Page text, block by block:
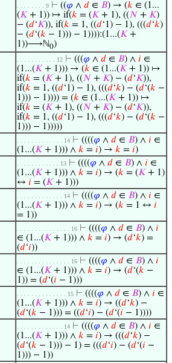
. . . . . . . . 9 ⊢ ((𝜑 ∧ 𝑑 ∈ 𝐵) → (𝑘 ∈ (1...
(𝐾 + 1)) ↦ if(𝑘 = (𝐾 + 1), ((𝑁 + 𝐾)
− (𝑑‘𝐾)), if(𝑘 = 1, ((𝑑‘1) − 1), (((𝑑‘𝑘)
− (𝑑‘(𝑘 − 1))) − 1)))):(1...(𝐾 +
1))⟶ℕ0)
. . . . . . . . . . . 12 ⊢ (((𝜑 ∧ 𝑑 ∈ 𝐵) ∧ 𝑖 ∈
(1...(𝐾 + 1))) → (𝑘 ∈ (1...(𝐾 + 1)) ↦
if(𝑘 = (𝐾 + 1), ((𝑁 + 𝐾) − (𝑑‘𝐾)),
if(𝑘 = 1, ((𝑑‘1) − 1), (((𝑑‘𝑘) − (𝑑‘(𝑘 −
1))) − 1)))) = (𝑘 ∈ (1...(𝐾 + 1)) ↦
if(𝑘 = (𝐾 + 1), ((𝑁 + 𝐾) − (𝑑‘𝐾)),
if(𝑘 = 1, ((𝑑‘1) − 1), (((𝑑‘𝑘) − (𝑑‘(𝑘 −
1))) − 1)))))
. . . . . . . . . . . . . 14 ⊢ ((((𝜑 ∧ 𝑑 ∈ 𝐵) ∧ 𝑖 ∈
(1...(𝐾 + 1))) ∧ 𝑘 = 𝑖) → 𝑘 = 𝑖)
. . . . . . . . . . . . 13 ⊢ ((((𝜑 ∧ 𝑑 ∈ 𝐵) ∧ 𝑖 ∈
(1...(𝐾 + 1))) ∧ 𝑘 = 𝑖) → (𝑘 = (𝐾 + 1)
↔ 𝑖 = (𝐾 + 1)))
. . . . . . . . . . . . . 14 ⊢ ((((𝜑 ∧ 𝑑 ∈ 𝐵) ∧ 𝑖 ∈
(1...(𝐾 + 1))) ∧ 𝑘 = 𝑖) → (𝑘 = 1 ↔ 𝑖
= 1))
. . . . . . . . . . . . . . . 16 ⊢ ((((𝜑 ∧ 𝑑 ∈ 𝐵) ∧ 𝑖
∈ (1...(𝐾 + 1))) ∧ 𝑘 = 𝑖) → (𝑑‘𝑘) =
(𝑑‘𝑖))
. . . . . . . . . . . . . . . 16 ⊢ ((((𝜑 ∧ 𝑑 ∈ 𝐵) ∧ 𝑖
∈ (1...(𝐾 + 1))) ∧ 𝑘 = 𝑖) → (𝑑‘(𝑘 −
1)) = (𝑑‘(𝑖 − 1)))
. . . . . . . . . . . . . . 15 ⊢ ((((𝜑 ∧ 𝑑 ∈ 𝐵) ∧ 𝑖 ∈
(1...(𝐾 + 1))) ∧ 𝑘 = 𝑖) → ((𝑑‘𝑘) −
(𝑑‘(𝑘 − 1))) = ((𝑑‘𝑖) − (𝑑‘(𝑖 − 1))))
. . . . . . . . . . . . . 14 ⊢ ((((𝜑 ∧ 𝑑 ∈ 𝐵) ∧ 𝑖 ∈
(1...(𝐾 + 1))) ∧ 𝑘 = 𝑖) → (((𝑑‘𝑘) −
(𝑑‘(𝑘 − 1))) − 1) = (((𝑑‘𝑖) − (𝑑‘(𝑖 −
1))) − 1))